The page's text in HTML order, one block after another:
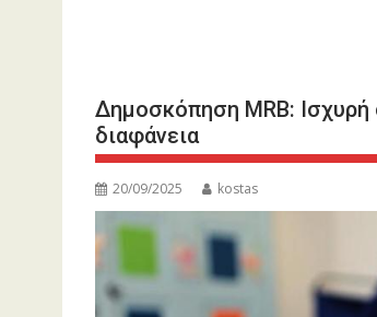
Δημοσκόπηση MRB: Ισχυρή
διαφάνεια
20/09/2025 kostas